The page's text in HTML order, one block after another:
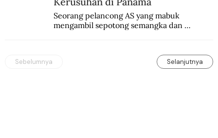
Seorang pelancong AS yang mabuk
mengambil sepotong semangka dan
kerusuhan yang menewaskan belasan
Sebelumnya Selanjutnya